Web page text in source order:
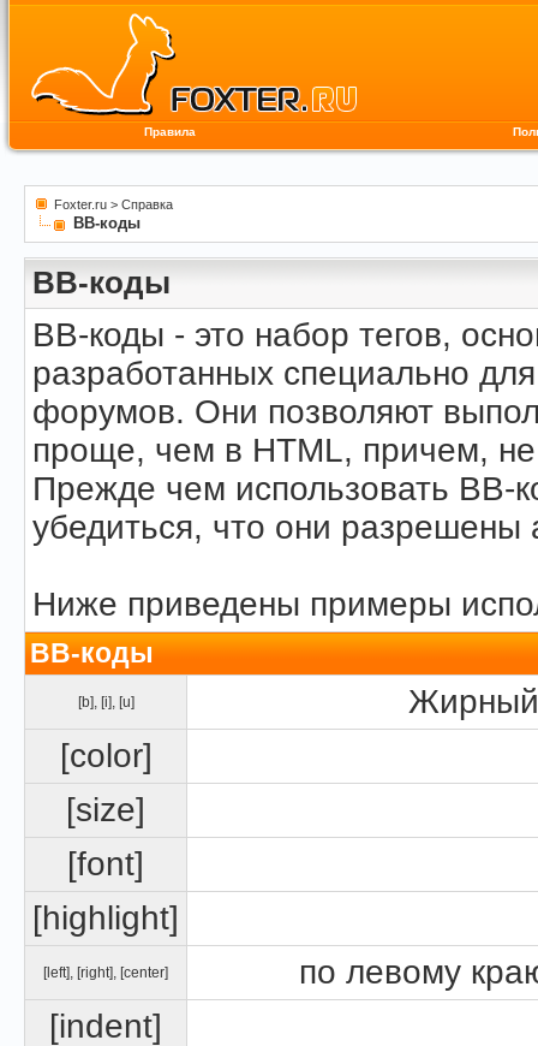
Правила
Foxter.ru > Справка
BB-коды
BB-коды
BB-коды - это набор тегов,
разработанных специально
форумов. Они позволяют
проще, чем в HTML, причем,
Прежде чем использовать
убедиться, что они разрешены
Ниже приведены примеры
BB-коды
[b], [i], [u]
Жирный
[color]
[size]
[font]
[highlight]
[left], [right], [center]
по левому
[indent]